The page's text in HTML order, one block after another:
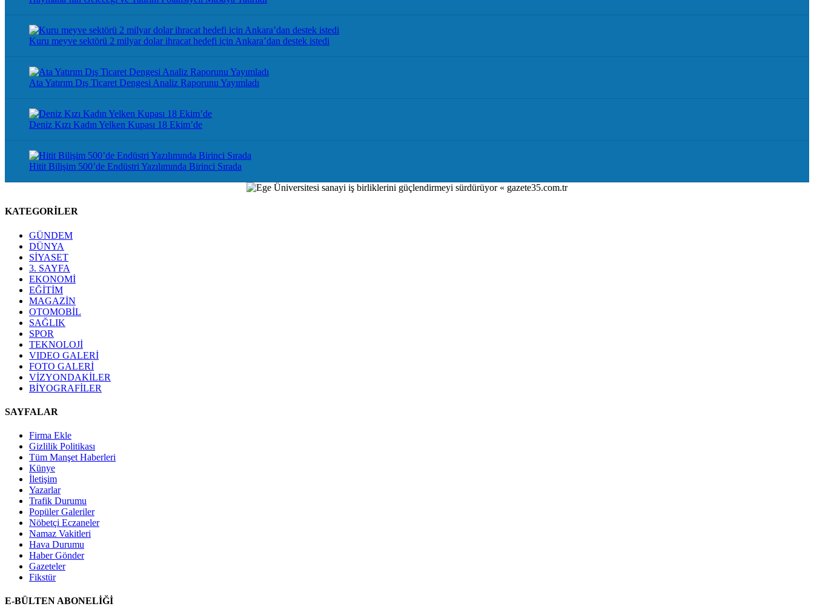
Kuru meyve sektörü 2 milyar dolar ihracat hedefi için Ankara’dan destek istedi
Ata Yatırım Dış Ticaret Dengesi Analiz Raporunu Yayımladı
Deniz Kızı Kadın Yelken Kupası 18 Ekim’de
Hitit Bilişim 500’de Endüstri Yazılımında Birinci Sırada
KATEGORİLER
GÜNDEM
DÜNYA
SİYASET
3. SAYFA
EKONOMİ
EĞİTİM
MAGAZİN
OTOMOBİL
SAĞLIK
SPOR
TEKNOLOJİ
VIDEO GALERİ
FOTO GALERİ
VİZYONDAKİLER
BİYOGRAFİLER
SAYFALAR
Firma Ekle
Gizlilik Politikası
Tüm Manşet Haberleri
Künye
İletişim
Yazarlar
Trafik Durumu
Popüler Galeriler
Nöbetçi Eczaneler
Namaz Vakitleri
Hava Durumu
Haber Gönder
Gazeteler
Fikstür
E-BÜLTEN ABONELİĞİ